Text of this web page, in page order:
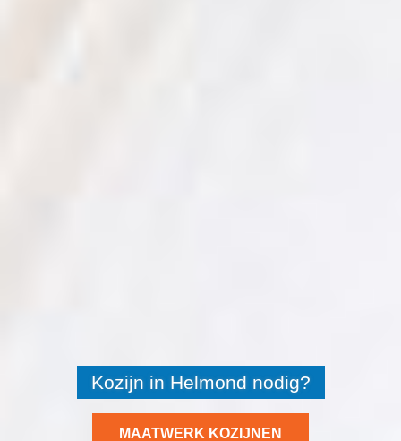
Kozijn in Helmond nodig?
MAATWERK KOZIJNEN